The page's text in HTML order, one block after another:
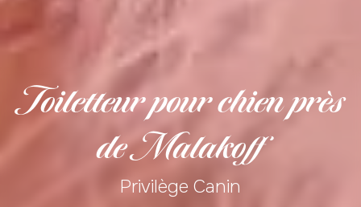
Toiletteur pour chien près
de Malakoff
Privilège Canin